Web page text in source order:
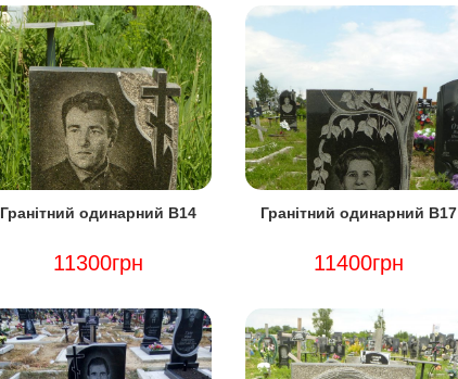
Гранітний одинарний В14
11300грн
Гранітний одинарний В17
11400грн